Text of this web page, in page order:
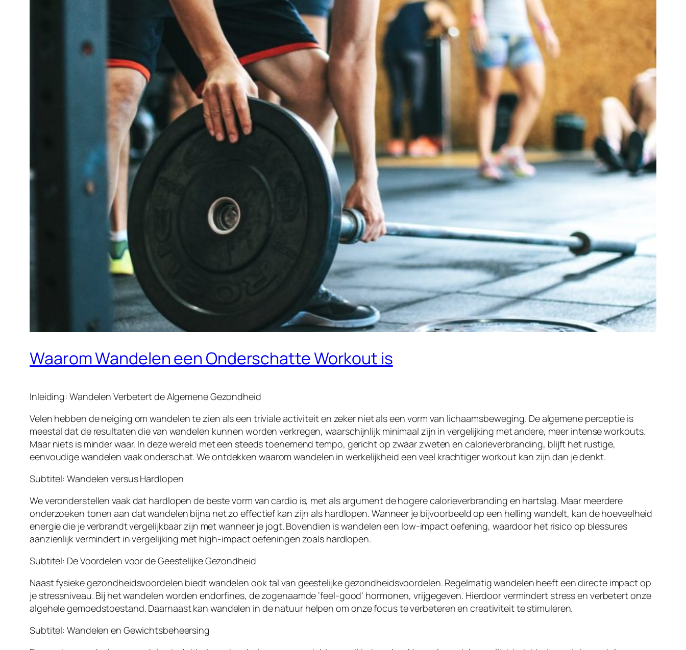
Waarom Wandelen een Onderschatte Workout is
Inleiding: Wandelen Verbetert de Algemene Gezondheid
Velen hebben de neiging om wandelen te zien als een triviale activiteit en zeker niet als een vorm van lichaamsbeweging. De algemene perceptie is
meestal dat de resultaten die van wandelen kunnen worden verkregen, waarschijnlijk minimaal zijn in vergelijking met andere, meer intense workouts.
Maar niets is minder waar. In deze wereld met een steeds toenemend tempo, gericht op zwaar zweten en calorieverbranding, blijft het rustige,
eenvoudige wandelen vaak onderschat. We ontdekken waarom wandelen in werkelijkheid een veel krachtiger workout kan zijn dan je denkt.
Subtitel: Wandelen versus Hardlopen
We veronderstellen vaak dat hardlopen de beste vorm van cardio is, met als argument de hogere calorieverbranding en hartslag. Maar meerdere
onderzoeken tonen aan dat wandelen bijna net zo effectief kan zijn als hardlopen. Wanneer je bijvoorbeeld op een helling wandelt, kan de hoeveelheid
energie die je verbrandt vergelijkbaar zijn met wanneer je jogt. Bovendien is wandelen een low-impact oefening, waardoor het risico op blessures
aanzienlijk vermindert in vergelijking met high-impact oefeningen zoals hardlopen.
Subtitel: De Voordelen voor de Geestelijke Gezondheid
Naast fysieke gezondheidsvoordelen biedt wandelen ook tal van geestelijke gezondheidsvoordelen. Regelmatig wandelen heeft een directe impact op
je stressniveau. Bij het wandelen worden endorfines, de zogenaamde ‘feel-good’ hormonen, vrijgegeven. Hierdoor vermindert stress en verbetert onze
algehele gemoedstoestand. Daarnaast kan wandelen in de natuur helpen om onze focus te verbeteren en creativiteit te stimuleren.
Subtitel: Wandelen en Gewichtsbeheersing